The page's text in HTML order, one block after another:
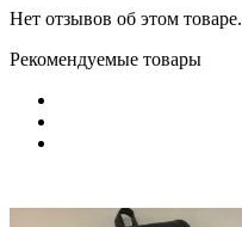
Нет отзывов об этом товаре.
Рекомендуемые товары